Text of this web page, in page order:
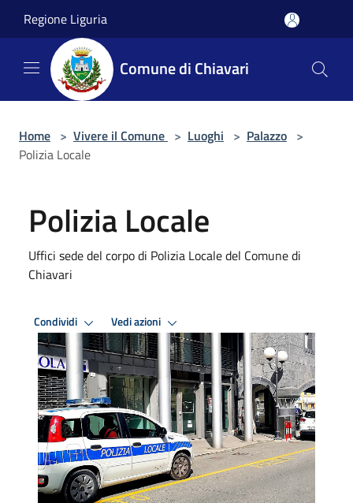
Regione Liguria
Comune di Chiavari
Home > Vivere il Comune > Luoghi > Palazzo >
Polizia Locale
Polizia Locale
Uffici sede del corpo di Polizia Locale del Comune di
Chiavari
Condividi Vedi azioni